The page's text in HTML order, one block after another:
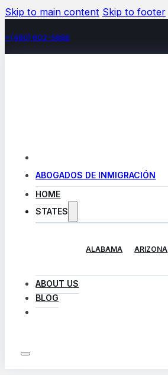
Skip to main content Skip to footer
+(480) 602-5888
ABOGADOS DE INMIGRACIÓN
HOME
STATES
ALABAMA ARIZONA
ABOUT US
BLOG